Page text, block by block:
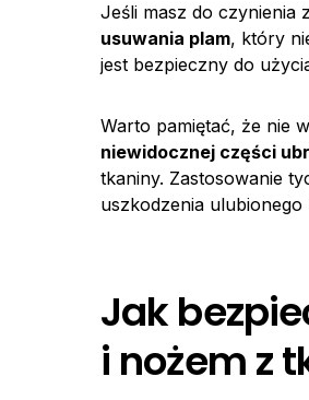
Jeśli masz do czynienia
usuwania plam, który
jest bezpieczny do
Warto pamiętać, że nie
niewidocznej części
tkaniny. Zastosowanie
uszkodzenia ulubionego
Jak
i nożem z